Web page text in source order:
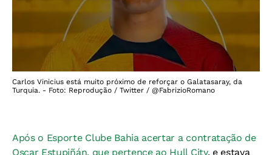
Carlos Vinicius está muito próximo de reforçar o Galatasaray, da
Turquia. - Foto: Reprodução / Twitter / @FabrizioRomano
Após o Esporte Clube Bahia acertar a contratação de
Oscar Estupiñán, que pertence ao Hull City, e estava